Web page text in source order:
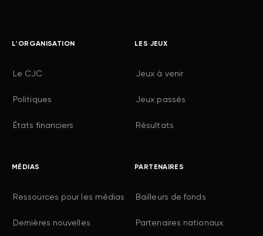
L'ORGANISATION
Le CJC
Politiques
États financiers
LES JEUX
Jeux à venir
Jeux passés
Résultats
MÉDIAS
Ressources pour les médias
Dernières nouvelles
PARTENAIRES
Bailleurs de fonds
Partenaires nationaux